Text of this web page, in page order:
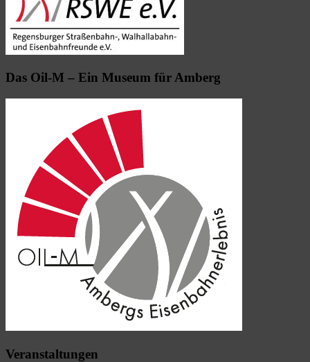
Das Oil-M – Ein Museum für Amberg
Veranstaltungen